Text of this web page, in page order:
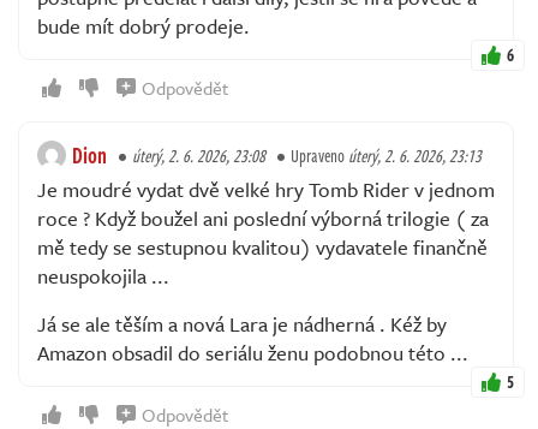
bude mít dobrý prodeje.
6
Odpovědět
Dion úterý, 2. 6. 2026, 23:08 Upravenoúterý, 2. 6. 2026, 23:13
Je moudré vydat dvě velké hry Tomb Rider v jednom
roce ? Když boužel ani poslední výborná trilogie ( za
mě tedy se sestupnou kvalitou) vydavatele finančně
neuspokojila ...
Já se ale těším a nová Lara je nádherná . Kéž by
Amazon obsadil do seriálu ženu podobnou této ...
5
Odpovědět